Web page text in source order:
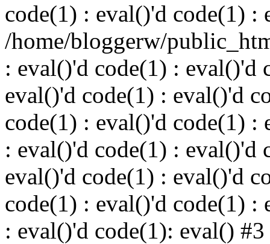
code(1) : eval()'d code(1) :
/home/bloggerw/
: eval()'d code(1) : eval()'d
eval()'d code(1) : eval()'d
code(1) : eval()'d code(1) :
: eval()'d code(1) : eval()'d
eval()'d code(1) : eval()'d
code(1) : eval()'d code(1) :
: eval()'d code(1): eval() #3